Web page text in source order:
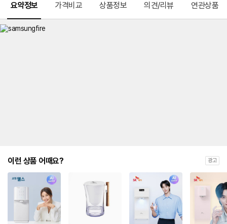
요약정보 가격비교 상품정보 의견/리뷰 연관상품
이런 상품 어때요? 광고